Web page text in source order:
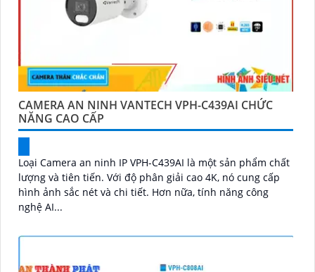
CAMERA AN NINH VANTECH VPH-C439AI CHỨC
NĂNG CAO CẤP
Loại Camera an ninh IP VPH-C439AI là một sản phẩm chất
lượng và tiên tiến. Với độ phân giải cao 4K, nó cung cấp
hình ảnh sắc nét và chi tiết. Hơn nữa, tính năng công
nghệ AI...